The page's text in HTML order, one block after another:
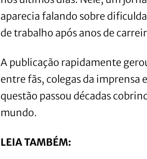
aparecia falando sobre
de trabalho após anos de
A publicação rapidamente
entre fãs, colegas da
questão passou décadas
mundo.
LEIA TAMBÉM: